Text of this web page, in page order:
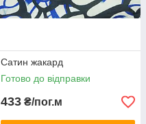
Сатин жакард
Готово до відправки
433 ₴/пог.м